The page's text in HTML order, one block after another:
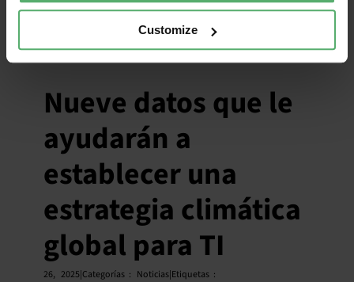
Customize
Nueve datos que le
ayudarán a
establecer una
estrategia climática
global para TI
26, 2025|Categorías : Noticias|Etiquetas :